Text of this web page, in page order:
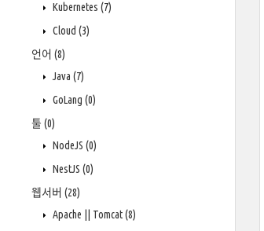
Kubernetes (7)
Cloud (3)
언어 (8)
Java (7)
GoLang (0)
툴 (0)
NodeJS (0)
NestJS (0)
웹서버 (28)
Apache || Tomcat(8)